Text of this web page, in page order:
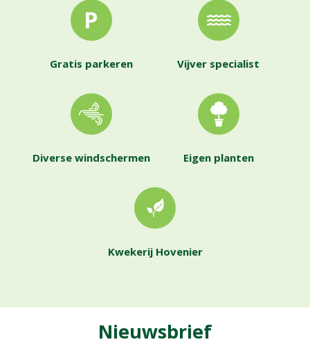
Gratis parkeren Vijver specialist
Diverse windschermen Eigen planten
Kwekerij Hovenier
Nieuwsbrief